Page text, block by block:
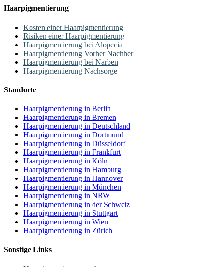
Haarpigmentierung
Kosten einer Haarpigmentierung
Risiken einer Haarpigmentierung
Haarpigmentierung bei Alopecia
Haarpigmentierung Vorher Nachher
Haarpigmentierung bei Narben
Haarpigmentierung Nachsorge
Standorte
Haarpigmentierung in Berlin
Haarpigmentierung in Bremen
Haarpigmentierung in Deutschland
Haarpigmentierung in Dortmund
Haarpigmentierung in Düsseldorf
Haarpigmentierung in Frankfurt
Haarpigmentierung in Köln
Haarpigmentierung in Hamburg
Haarpigmentierung in Hannover
Haarpigmentierung in München
Haarpigmentierung in NRW
Haarpigmentierung in der Schweiz
Haarpigmentierung in Stuttgart
Haarpigmentierung in Wien
Haarpigmentierung in Zürich
Sonstige Links